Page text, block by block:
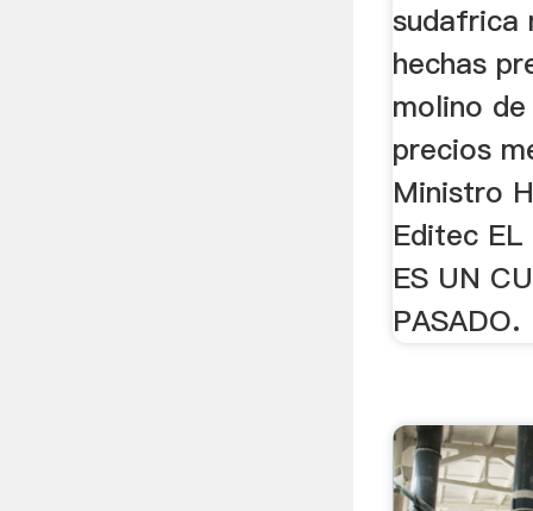
sudafrica
hechas
molino
precios
Ministro
Editec EL
ES UN
PASADO.